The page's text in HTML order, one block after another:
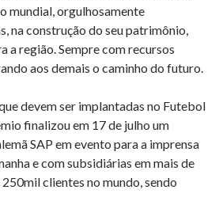
mundial, orgulhosamente
na construção do seu patrimônio,
a região. Sempre com recursos
aos demais o caminho do futuro.
devem ser implantadas no Futebol
finalizou em 17 de julho um
SAP em evento para a imprensa
e com subsidiárias em mais de
clientes no mundo, sendo